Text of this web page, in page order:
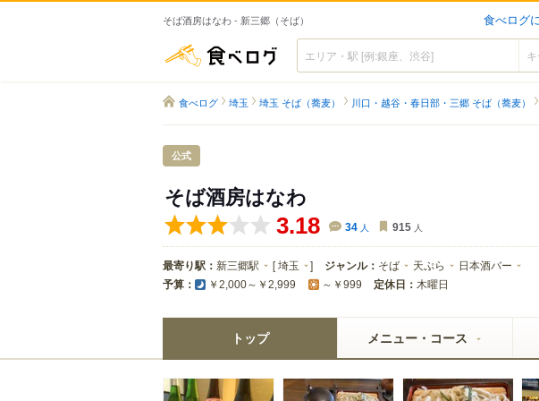
そば酒房はなわ - 新三郷（そば） 食べログ
食べログ
食べログ 埼玉 埼玉 そば（蕎麦） 川口・越谷・春日部・三郷 そば（蕎麦）
公式
そば酒房はなわ
3.18 34 人 915 人
最寄り駅： 新三郷駅 [埼玉 ] ジャンル： そば 天ぷら 日本酒バー
予算： ￥2,000～￥2,999 ～￥999 定休日： 木曜日
トップ メニュー・コース